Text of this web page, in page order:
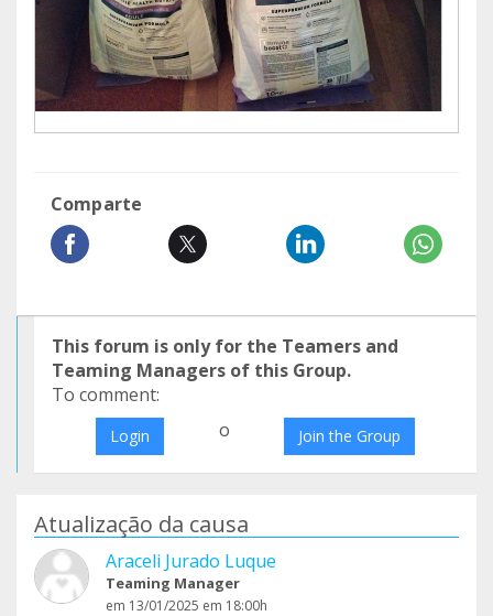
Comparte
This forum is only for the Teamers and
Teaming Managers of this Group.
To comment:
Login o Join the Group
Atualização da causa
Araceli Jurado Luque
Teaming Manager
em 13/01/2025 em 18:00h